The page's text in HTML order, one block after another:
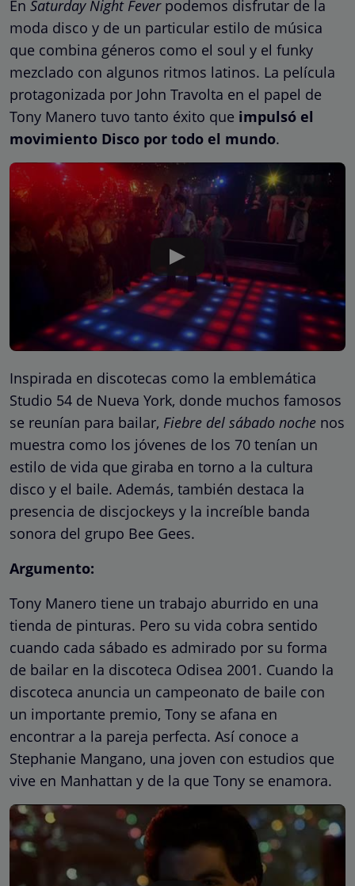
En Saturday Night Feverpodemos disfrutar de la
moda disco y de un particular estilo de música
que combina géneros como el soul y el funky
mezclado con algunos ritmos latinos. La película
protagonizada por John Travolta en el papel de
Tony Manero tuvo tanto éxito que impulsó el
movimiento Disco por todo el mundo.
Inspirada en discotecas como la emblemática
Studio 54 de Nueva York, donde muchos famosos
se reunían para bailar, Fiebre del sábado noche nos
muestra como los jóvenes de los 70 tenían un
estilo de vida que giraba en torno a la cultura
disco y el baile. Además, también destaca la
presencia de discjockeys y la increíble banda
sonora del grupo Bee Gees.
Argumento:
Tony Manero tiene un trabajo aburrido en una
tienda de pinturas. Pero su vida cobra sentido
cuando cada sábado es admirado por su forma
de bailar en la discoteca Odisea 2001. Cuando la
discoteca anuncia un campeonato de baile con
un importante premio, Tony se afana en
encontrar a la pareja perfecta. Así conoce a
Stephanie Mangano, una joven con estudios que
vive en Manhattan y de la que Tony se enamora.